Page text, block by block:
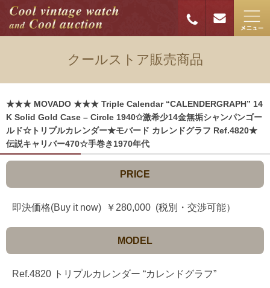
クールストア販売商品
★★★ MOVADO ★★★ Triple Calendar “CALENDERGRAPH” 14
K Solid Gold Case – Circle 1940✩激希少14金無垢シャンパンゴー
ルド☆トリプルカレンダー★モバード カレンドグラフ Ref.4820★
伝説キャリバー470☆手巻き1970年代
PRICE
即決価格(Buy it now) ￥280,000 (税別・交渉可能）
MODEL
Ref.4820 トリプルカレンダー “カレンドグラフ”